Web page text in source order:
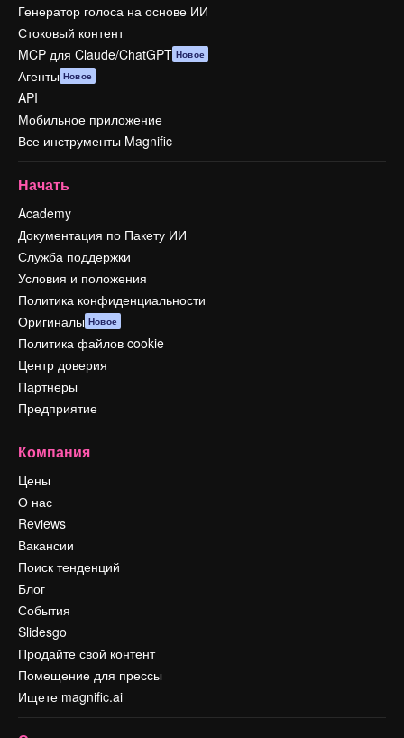
Генератор голоса на основе ИИ
Стоковый контент
MCP для Claude/ChatGPT Новое
Агенты Новое
API
Мобильное приложение
Все инструменты Magnific
Начать
Academy
Документация по Пакету ИИ
Служба поддержки
Условия и положения
Политика конфиденциальности
Оригиналы Новое
Политика файлов cookie
Центр доверия
Партнеры
Предприятие
Компания
Цены
О нас
Reviews
Вакансии
Поиск тенденций
Блог
События
Slidesgo
Продайте свой контент
Помещение для прессы
Ищете magnific.ai